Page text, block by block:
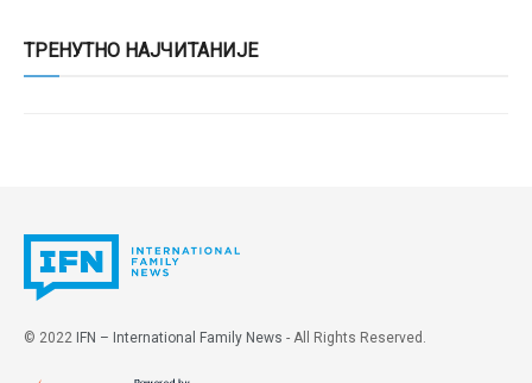
ТРЕНУТНО НАЈЧИТАНИЈЕ
© 2022 IFN – International Family News - All Rights Reserved.